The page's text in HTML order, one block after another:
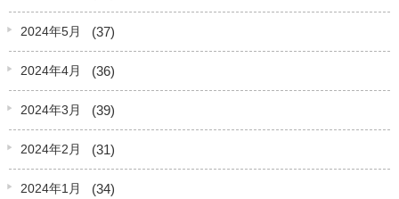
2024年5月 (37)
2024年4月 (36)
2024年3月 (39)
2024年2月 (31)
2024年1月 (34)